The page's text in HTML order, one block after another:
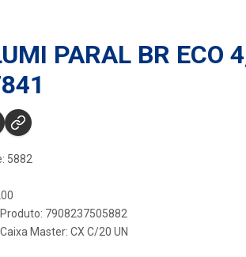
PARAL BR ECO
5882
7908237505882
Master: CX C/20 UN